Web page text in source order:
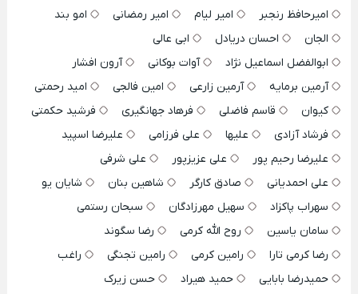
امیرحافظ رنجبر
امیر لیام امیر رمضانی
امو بند
الجان
احسان دریادل
ابی عالی
ابوالفضل اسماعیل نژاد
آوات بوکانی
آرون افشار
آرمین برمایه
آرمین زارعی امین فالجی
امید رحمتی
کیوان
قاسم فاضلی فرهاد جهانگیری
فرشید حکمتی
فرشاد آزادی
علیها علی فرزامی
علیرضا اسپید
علیرضا رحیم پور
علی عزیزپور
علی شرفی
علی احمدیانی
صادق کارگر شاهین بنان
شایان یو
سهراب پاکزاد
سهیل مهرزادگان
سبحان رستمی
سامان یاسین
روح الله کرمی
رضا سگوند
رضا کرمی تارا
رامین کرمی رامین تجنگی
راغب
حمیدرضا بابایی
حمید هیراد
حسن زیرک